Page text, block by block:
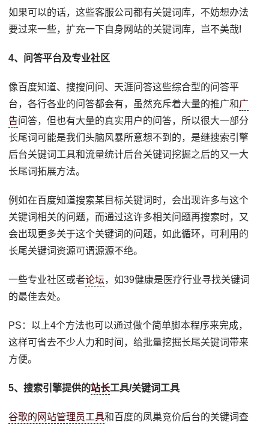
如果可以的话，这些客服公司都有关键词库，不妨想办法
要过来一些，扩充一下自身网站的关键词库，岂不美哉!
4、问答平台及专业社区
像百度知道、搜搜问问、天涯问答这些综合型的问答平
台，各行各业的问答都会有，虽然充斥着大量的推广和广
告问答，但也有大量的真实用户的问答，所以很大一部分
长尾词可能是我们头脑风暴所意想不到的，是继搜索引擎
后台关键词工具和流量统计后台关键词挖掘之后的又一大
长尾词拓展方法。
例如在百度知道搜索某目标关键词时，会出现许多与这个
关键词相关的问题，而通过这许多相关问题再搜索时，又
会出现更多关于这个关键词的问题，如此循环，可利用的
长尾关键词资源可谓源源不绝。
一些专业社区或者论坛，如39健康是医疗行业寻找关键词
的最佳去处。
PS：以上4个方法也可以通过做个简单脚本程序来完成，
这样可省去不少人力和时间，给批量挖掘长尾关键词带来
方便。
5、搜索引擎提供的站长工具/关键词工具
谷歌的网站管理员工具和百度的凤巢竞价后台的关键词查